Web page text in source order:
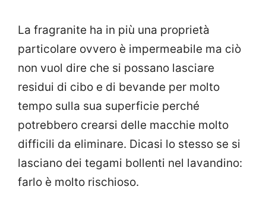
La fragranite ha in più una proprietà
particolare ovvero è impermeabile ma ciò
non vuol dire che si possano lasciare
residui di cibo e di bevande per molto
tempo sulla sua superficie perché
potrebbero crearsi delle macchie molto
difficili da eliminare. Dicasi lo stesso se si
lasciano dei tegami bollenti nel lavandino:
farlo è molto rischioso.